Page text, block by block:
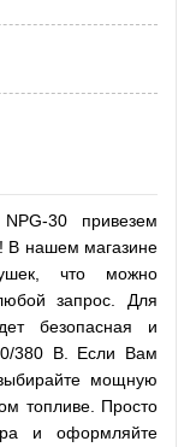
30 привезем
В нашем магазине
что можно
запрос. Для
безопасная и
380 В. Если Вам
мощную
топливе. Просто
и оформляйте